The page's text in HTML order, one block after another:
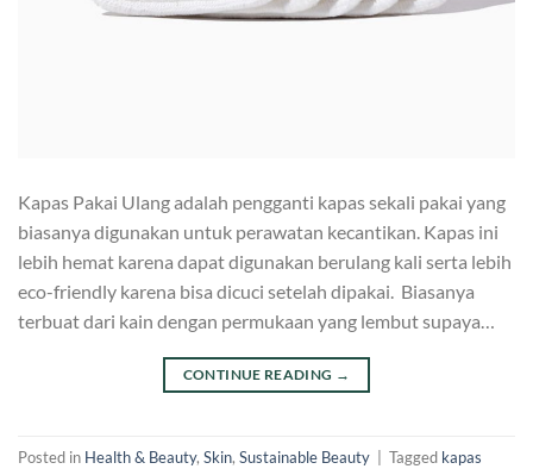
Kapas Pakai Ulang adalah pengganti kapas sekali pakai yang
biasanya digunakan untuk perawatan kecantikan. Kapas ini
lebih hemat karena dapat digunakan berulang kali serta lebih
eco-friendly karena bisa dicuci setelah dipakai. Biasanya
terbuat dari kain dengan permukaan yang lembut supaya…
CONTINUE READING →
Posted in Health & Beauty, Skin, Sustainable Beauty | Tagged kapas